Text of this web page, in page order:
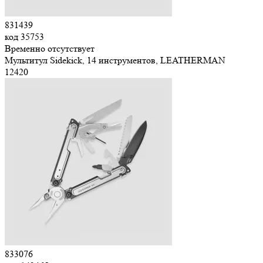
831439
код 35753
Временно отсутствует
Мультитул Sidekick, 14 инструментов, LEATHERMAN
12420
833076